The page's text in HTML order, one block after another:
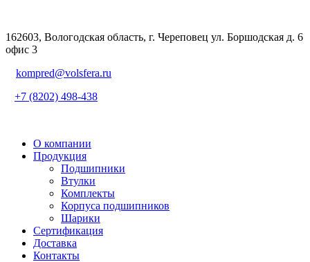
162603, Вологодская область, г. Череповец ул. Боршодская д. 6
офис 3
kompred@volsfera.ru
+7 (8202) 498-438
О компании
Продукция
Подшипники
Втулки
Комплекты
Корпуса подшипников
Шарики
Сертификация
Доставка
Контакты